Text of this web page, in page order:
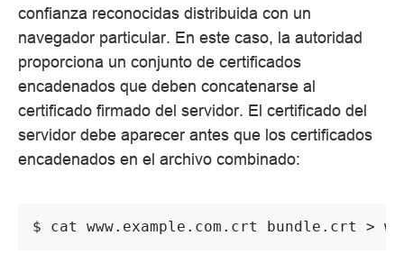
confianza reconocidas distribuida con un
navegador particular. En este caso, la autoridad
proporciona un conjunto de certificados
encadenados que deben concatenarse al
certificado firmado del servidor. El certificado del
servidor debe aparecer antes que los certificados
encadenados en el archivo combinado:
$ cat www.example.com.crt bundle.crt >